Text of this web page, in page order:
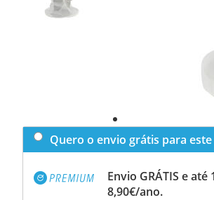
Quero o envio grátis para
Envio GRÁTIS e
8,90€/ano.